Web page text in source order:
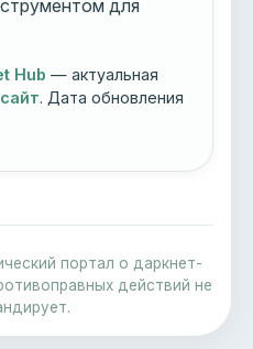
для
Hub — актуальная
. Дата обновления
портал о даркнет-
действий не